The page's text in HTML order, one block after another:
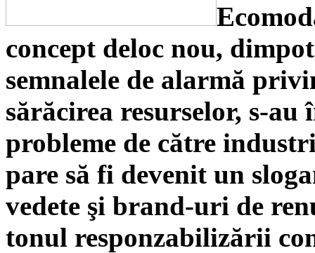
concept deloc nou,
semnalele de alarmă
sărăcirea resurselor, s-
probleme de către
pare să fi devenit un
vedete şi brand-uri de
tonul responzabilizării